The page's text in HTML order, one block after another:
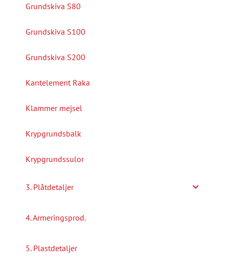
Grundskiva S80
Grundskiva S100
Grundskiva S200
Kantelement Raka
Klammer mejsel
Krypgrundsbalk
Krypgrundssulor
3. Plåtdetaljer
4. Armeringsprod.
5. Plastdetaljer